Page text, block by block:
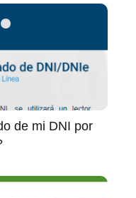
de mi DNI por